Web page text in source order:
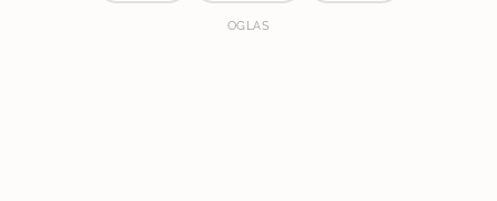
OGLAS